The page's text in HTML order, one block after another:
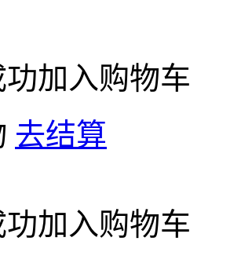
加入购物车
去结算
加入购物车